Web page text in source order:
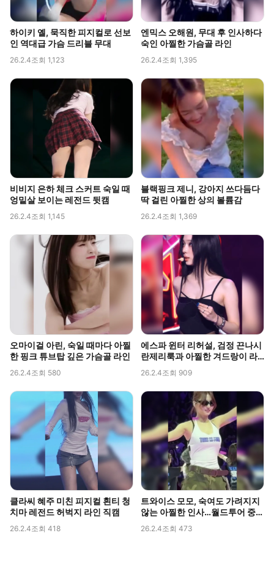
하이키 옐, 묵직한 피지컬로 선보
인 역대급 가슴 드리블 무대
26.2.4조회 1,123
엔믹스 오해원, 무대 후 인사하다
숙인 아찔한 가슴골 라인
26.2.4조회 1,395
비비지 은하 체크 스커트 숙일 때
엉밑살 보이는 레전드 뒷캠
26.2.4조회 1,145
블랙핑크 제니, 강아지 쓰다듬다
딱 걸린 아찔한 상의 볼륨감
26.2.4조회 1,369
오마이걸 아린, 숙일 때마다 아찔
한 핑크 튜브탑 깊은 가슴골 라인
26.2.4조회 580
에스파 윈터 리허설, 검정 끈나시
란제리룩과 아찔한 겨드랑이 라
26.2.4조회 909
클라씨 혜주 미친 피지컬 흰티 청
치마 레전드 허벅지 라인 직캠
26.2.4조회 418
트와이스 모모, 숙여도 가려지지
않는 아찔한 인사…월드투어 중
26.2.4조회 473